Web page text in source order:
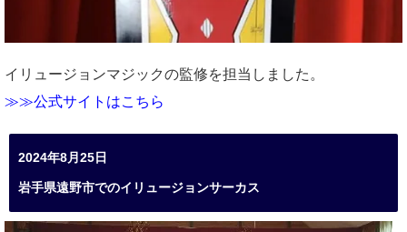
イリュージョンマジックの監修を担当しました。
≫≫公式サイトはこちら
2024年8月25日
岩手県遠野市でのイリュージョンサーカス